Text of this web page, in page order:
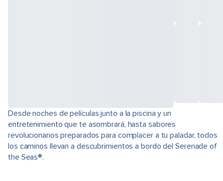
Desde noches de películas junto a la piscina y un
entretenimiento que te asombrará, hasta sabores
revolucionarios preparados para complacer a tu paladar, todos
los caminos llevan a descubrimientos a bordo del Serenade of
the Seas®.